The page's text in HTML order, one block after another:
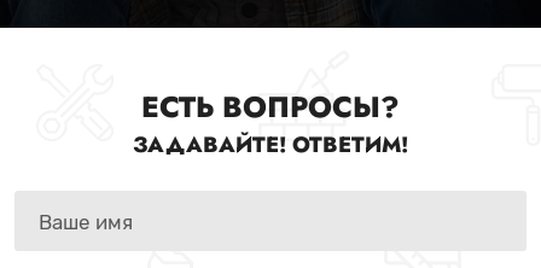
ЕСТЬ ВОПРОСЫ?
ЗАДАВАЙТЕ! ОТВЕТИМ!